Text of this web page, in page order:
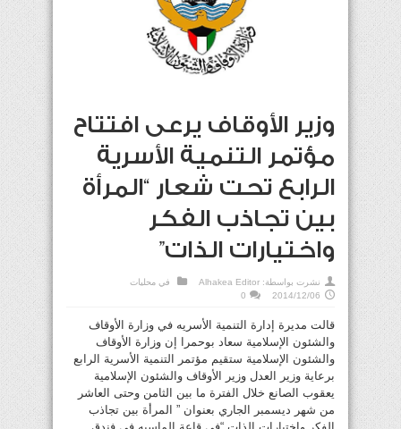
وزير الأوقاف يرعى افتتاح
مؤتمر التنمية الأسرية
الرابع تحت شعار “المرأة
بين تجاذب الفكر
واختيارات الذات”
نشرت بواسطة: Alhakea Editor في محليات
2014/12/06
0
قالت مديرة إدارة التنمية الأسريه في وزارة الأوقاف
والشئون الإسلامية سعاد بوحمرا إن وزارة الأوقاف
والشئون الإسلامية ستقيم مؤتمر التنمية الأسرية الرابع
برعاية وزير العدل وزير الأوقاف والشئون الإسلامية
يعقوب الصانع خلال الفترة ما بين الثامن وحتى العاشر
من شهر ديسمبر الجاري بعنوان ” المرأة بين تجاذب